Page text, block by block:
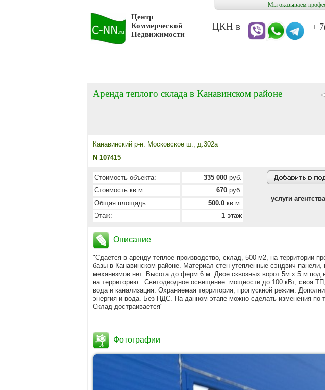
Мы оказываем
Центр
Коммерческой
Недвижимости
ЦКН в +
Аренда теплого склада в Канавинском районе
Канавинский р-н. Московское ш., д.302а
N 107415
Стоимость объекта: 335 000руб.
Стоимость кв.м.:
670руб.
Общая площадь:
500.0кв.м.
Этаж:
1 этаж
услуги
Описание
"Сдается в аренду теплое производство, склад, 500 м2, на территории
базы в Канавинском районе. Материал стен утепленные сэндвич панели,
механизмов нет. Высота до ферм 6 м. Двое сквозных ворот 5м х 5 м под
на территорию . Светодиодное освещение. мощности до 100 кВт, своя
вода и канализация. Охраняемая территория, пропускной режим.
энергия и вода. Без НДС. На данном этапе можно сделать изменения по
Склад достраивается"
Фотографии